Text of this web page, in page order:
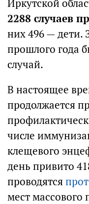
Иркутской
2288 случаев
них 496 — дети.
прошлого года
случай.
В настоящее
продолжается
числе
клещевого
день привито
проводятся
мест массового